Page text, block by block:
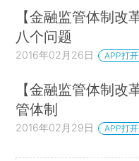
【金融监管体制改
八个问题
2016年02月26日 APP打开
【金融监管体制改
管体制
2016年02月29日 APP打开